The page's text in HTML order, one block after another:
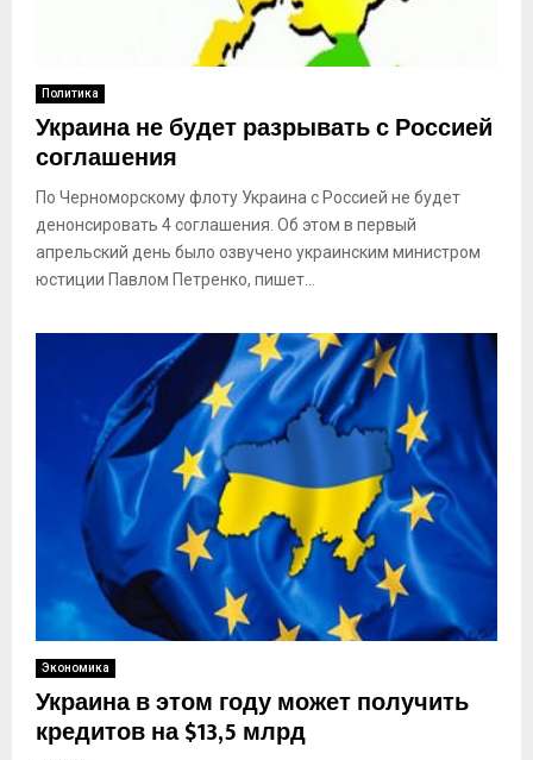
Политика
Украина не будет разрывать с Россией
соглашения
По Черноморскому флоту Украина с Россией не будет
денонсировать 4 соглашения. Об этом в первый
апрельский день было озвучено украинским министром
юстиции Павлом Петренко, пишет...
Экономика
Украина в этом году может получить
кредитов на $13,5 млрд